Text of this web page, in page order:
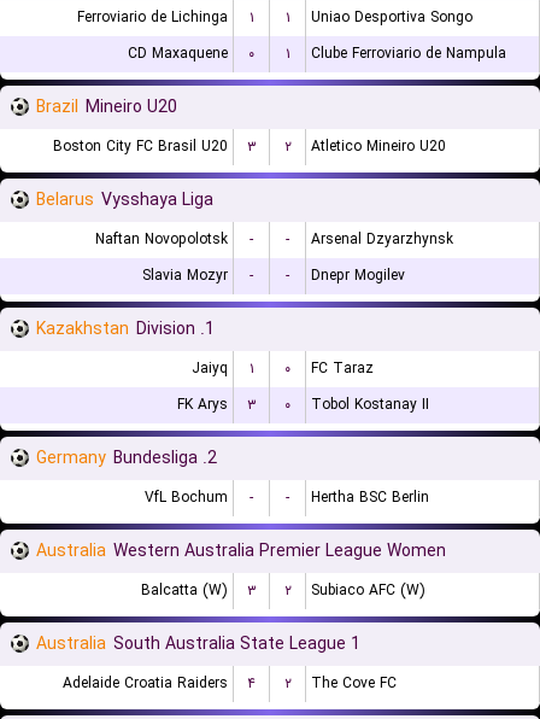
Ferroviario de Lichinga ۱ ۱
Uniao Desportiva Songo
CD Maxaquene
۰ ۱ Clube Ferroviario de Nampula
Brazil Mineiro U20
Boston City FC Brasil U20 ۳ ۲ Atletico Mineiro U20
Belarus Vysshaya Liga
Naftan Novopolotsk - -
Arsenal Dzyarzhynsk
Slavia Mozyr
- - Dnepr Mogilev
Kazakhstan 1. Division
Jaiyq ۱ ۰
FC Taraz
FK Arys
۳ ۰ Tobol Kostanay II
Germany 2. Bundesliga
VfL Bochum - - Hertha BSC Berlin
Australia Western Australia Premier League Women
Balcatta (W) ۳ ۲ Subiaco AFC (W)
Australia South Australia State League 1
Adelaide Croatia Raiders ۴ ۲ The Cove FC